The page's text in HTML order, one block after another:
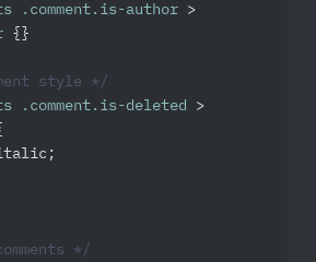
.comment .is-author
{}
style */
.comment .is-deleted
*/